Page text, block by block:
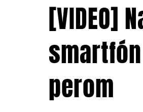
[VIDEO]
perom